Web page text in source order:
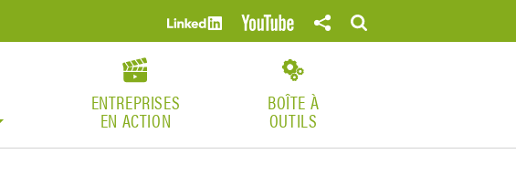
ENTREPRISES
EN ACTION
BOÎTE À
OUTILS